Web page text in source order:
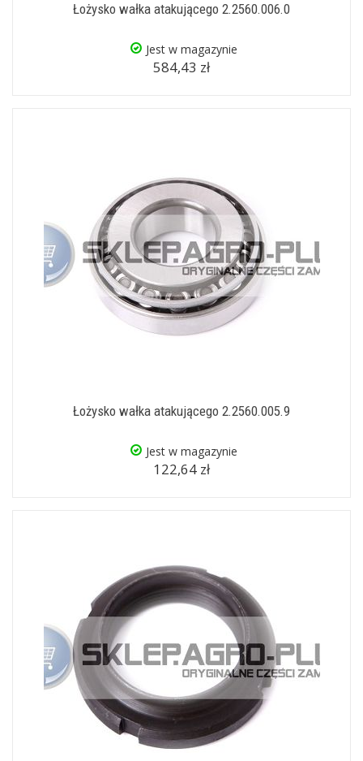
Łożysko wałka atakującego 2.2560.006.0
Jest w magazynie
584,43 zł
Łożysko wałka atakującego 2.2560.005.9
Jest w magazynie
122,64 zł